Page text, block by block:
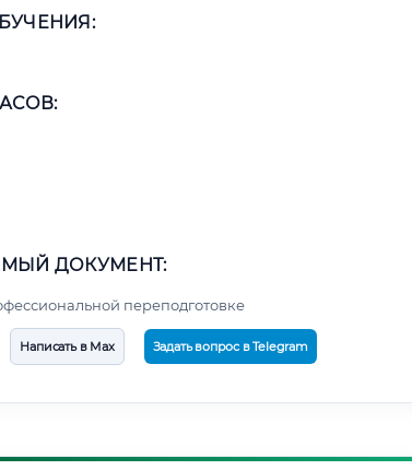
ДОКУМЕНТ:
переподготовке
Написать в Max Задать вопрос в Telegram